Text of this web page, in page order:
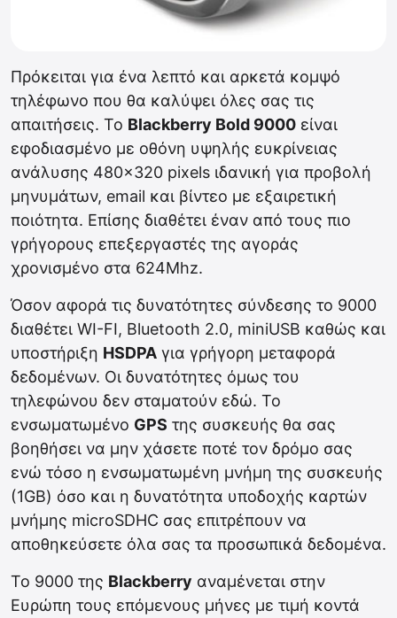
Πρόκειται για ένα λεπτό και αρκετά κομψό
τηλέφωνο που θα καλύψει όλες σας τις
απαιτήσεις. Το Blackberry Bold 9000 είναι
εφοδιασμένο με οθόνη υψηλής ευκρίνειας
ανάλυσης 480×320 pixels ιδανική για προβολή
μηνυμάτων, email και βίντεο με εξαιρετική
ποιότητα. Επίσης διαθέτει έναν από τους πιο
γρήγορους επεξεργαστές της αγοράς
χρονισμένο στα 624Mhz.
Όσον αφορά τις δυνατότητες σύνδεσης το 9000
διαθέτει WI-FI, Bluetooth 2.0, miniUSB καθώς και
υποστήριξη HSDPA για γρήγορη μεταφορά
δεδομένων. Οι δυνατότητες όμως του
τηλεφώνου δεν σταματούν εδώ. Το
ενσωματωμένο GPS της συσκευής θα σας
βοηθήσει να μην χάσετε ποτέ τον δρόμο σας
ενώ τόσο η ενσωματωμένη μνήμη της συσκευής
(1GB) όσο και η δυνατότητα υποδοχής καρτών
μνήμης microSDHC σας επιτρέπουν να
αποθηκεύσετε όλα σας τα προσωπικά δεδομένα.
Το 9000 της Blackberry αναμένεται στην
Ευρώπη τους επόμενους μήνες με τιμή κοντά